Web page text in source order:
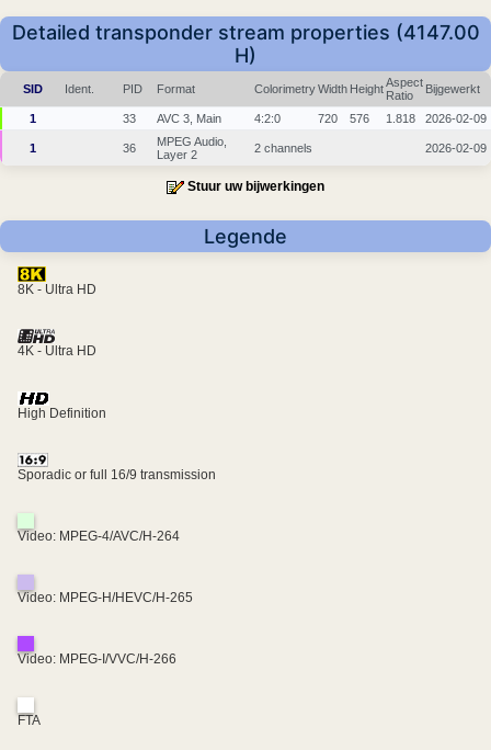
Detailed transponder stream properties (4147.00
H)
SID Ident. PID Format ColorimetryWidth HeightAspect
Ratio
Bijgewerkt
1 33 AVC 3, Main 4:2:0 720 576 1.818 2026-02-09
1 36
MPEG Audio,
Layer 2
2 channels 2026-02-09
Stuur uw bijwerkingen
Legende
8K - Ultra HD
4K - Ultra HD
High Definition
Sporadic or full 16/9 transmission
Video: MPEG-4/AVC/H-264
Video: MPEG-H/HEVC/H-265
Video: MPEG-I/VVC/H-266
FTA